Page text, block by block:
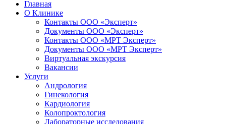
Главная
О Клинике
Контакты ООО «Эксперт»
Документы ООО «Эксперт»
Контакты ООО «МРТ Эксперт»
Документы ООО «МРТ Эксперт»
Виртуальная экскурсия
Вакансии
Услуги
Андрология
Гинекология
Кардиология
Колопроктология
Лабораторные исследования